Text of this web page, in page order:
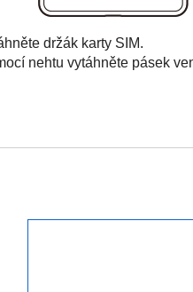
držák karty SIM.
nehtu vytáhněte pásek